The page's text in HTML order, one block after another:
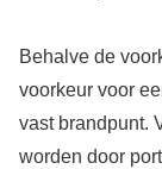
Behalve de
voorkeur voor
vast brandpunt.
worden door